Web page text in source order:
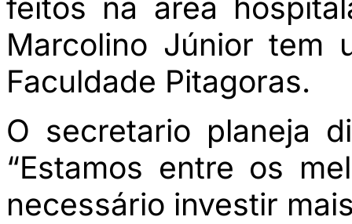
feitos na área
Marcolino Júnior tem
Faculdade Pitagoras.
O secretario planeja
“Estamos entre os
necessário investir